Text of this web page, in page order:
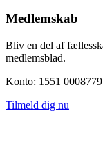
Medlemskab
Bliv en del af
medlemsblad.
Konto: 1551
Tilmeld dig nu